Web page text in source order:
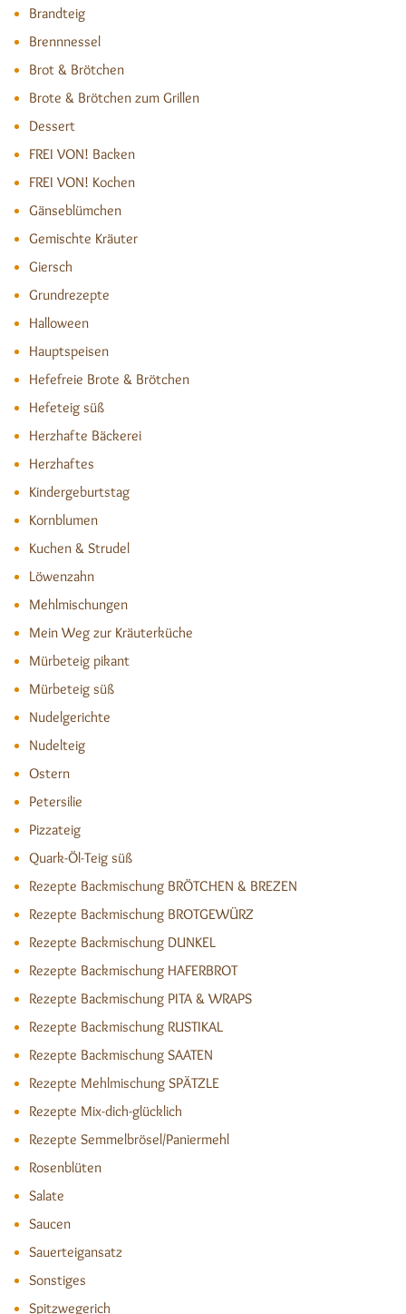
Brandteig
Brennnessel
Brot & Brötchen
Brote & Brötchen zum Grillen
Dessert
FREI VON! Backen
FREI VON! Kochen
Gänseblümchen
Gemischte Kräuter
Giersch
Grundrezepte
Halloween
Hauptspeisen
Hefefreie Brote & Brötchen
Hefeteig süß
Herzhafte Bäckerei
Herzhaftes
Kindergeburtstag
Kornblumen
Kuchen & Strudel
Löwenzahn
Mehlmischungen
Mein Weg zur Kräuterküche
Mürbeteig pikant
Mürbeteig süß
Nudelgerichte
Nudelteig
Ostern
Petersilie
Pizzateig
Quark-Öl-Teig süß
Rezepte Backmischung BRÖTCHEN & BREZEN
Rezepte Backmischung BROTGEWÜRZ
Rezepte Backmischung DUNKEL
Rezepte Backmischung HAFERBROT
Rezepte Backmischung PITA & WRAPS
Rezepte Backmischung RUSTIKAL
Rezepte Backmischung SAATEN
Rezepte Mehlmischung SPÄTZLE
Rezepte Mix-dich-glücklich
Rezepte Semmelbrösel/Paniermehl
Rosenblüten
Salate
Saucen
Sauerteigansatz
Sonstiges
Spitzwegerich